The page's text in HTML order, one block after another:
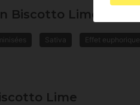
Biscotto Lime
Sativa Effet euphorique
Lime